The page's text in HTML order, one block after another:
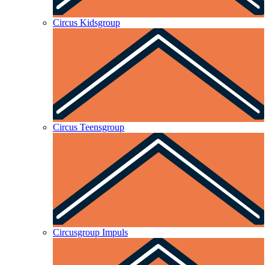
Circus Kidsgroup
Circus Teensgroup
Circusgroup Impuls